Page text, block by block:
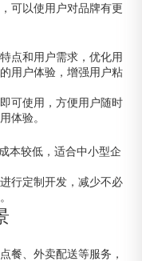
可以使用户对品牌有更
点和用户需求，优化用
用户体验，增强用户粘
可使用，方便用户随时
体验。
本较低，适合中小型企
行定制开发，减少不必
餐、外卖配送等服务，